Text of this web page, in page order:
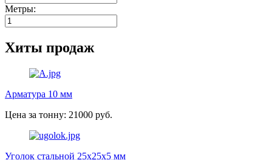
Метры:
Хиты продаж
Арматура 10 мм
Цена за тонну: 21000 руб.
Уголок стальной 25х25х5 мм